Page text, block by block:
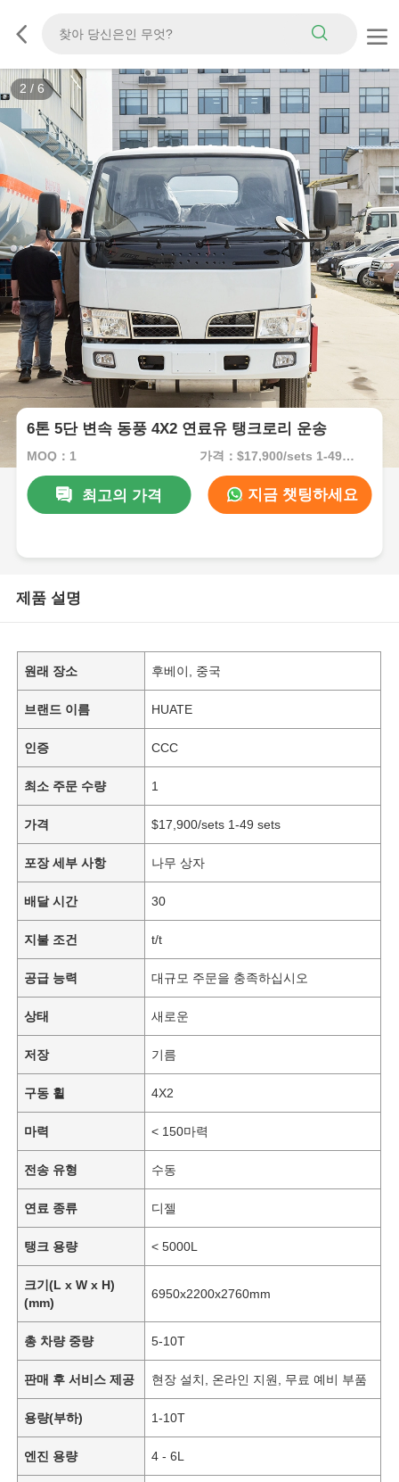
3 / 6
6톤 5단 변속 동풍 4X2 연료유 탱크로리 운송
MOQ：1 가격：$17,900/sets 1-49 sets
최고의 가격 지금 챗팅하세요
제품 설명
원래 장소 후베이, 중국
브랜드 이름 HUATE
인증 CCC
최소 주문 수량 1
가격 $17,900/sets 1-49 sets
포장 세부 사항 나무 상자
배달 시간 30
지불 조건 t/t
공급 능력 대규모 주문을 충족하십시오
상태 새로운
저장 기름
구동 휠 4X2
마력 < 150마력
전송 유형 수동
연료 종류 디젤
탱크 용량 < 5000L
크기(L x W x H)
(mm)
6950x2200x2760mm
총 차량 중량 5-10T
판매 후 서비스 제공 현장 설치, 온라인 지원, 무료 예비 부품
용량(부하) 1-10T
엔진 용량 4 - 6L